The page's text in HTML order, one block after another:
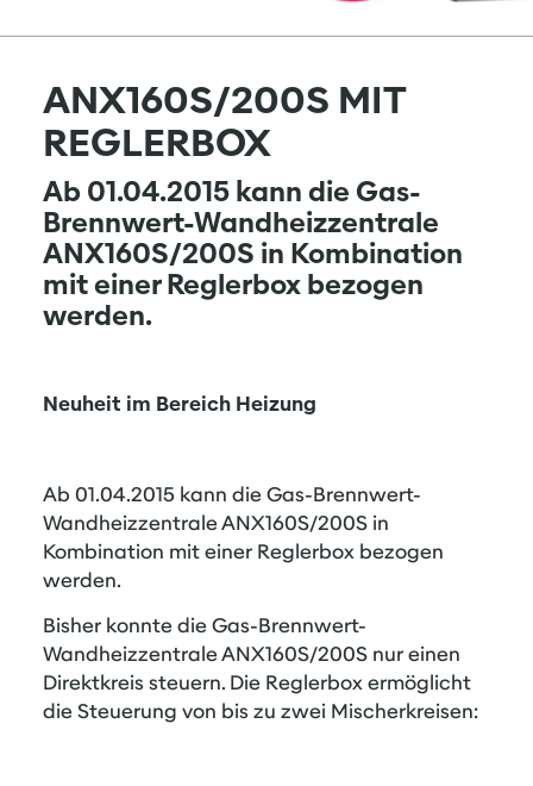
ANX160S/200S MIT
REGLERBOX
Ab 01.04.2015 kann die Gas-
Brennwert-Wandheizzentrale
ANX160S/200S in Kombination
mit einer Reglerbox bezogen
werden.
Neuheit im Bereich Heizung
Ab 01.04.2015 kann die Gas-Brennwert-
Wandheizzentrale ANX160S/200S in
Kombination mit einer Reglerbox bezogen
werden.
Bisher konnte die Gas-Brennwert-
Wandheizzentrale ANX160S/200S nur einen
Direktkreis steuern. Die Reglerbox ermöglicht
die Steuerung von bis zu zwei Mischerkreisen: